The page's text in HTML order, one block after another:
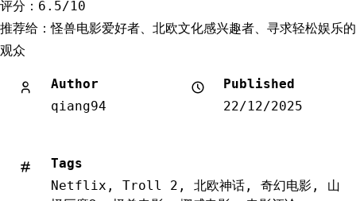
评分：6.5/10
推荐给：怪兽电影爱好者、北欧文化感兴趣者、寻求轻松娱乐的
观众
Author
qiang94
Published
22/12/2025
Tags
Netflix , Troll 2 , 北欧神话 , 奇幻电影 , 山